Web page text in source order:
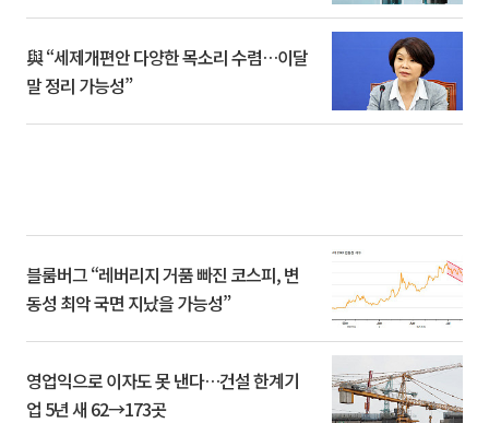
與 “세제개편안 다양한 목소리 수렴…이달
말 정리 가능성”
블룸버그 “레버리지 거품 빠진 코스피, 변
동성 최악 국면 지났을 가능성”
영업익으로 이자도 못 낸다…건설 한계기
업 5년 새 62→173곳